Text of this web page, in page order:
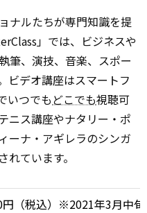
ナルたちが専門知識を提
」では、ビジネスや
筆、演技、音楽、スポー
ビデオ講座はスマートフ
いつでも どこでも視聴可
ニス講座やナタリー・ポ
ーナ・アギレラのシンガ
ています。
（税込）※2021年3月中